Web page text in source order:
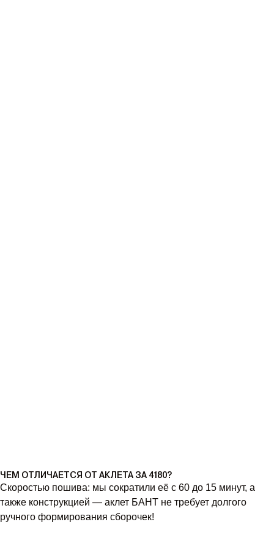
ЧЕМ ОТЛИЧАЕТСЯ ОТ АКЛЕТА ЗА 4180?
Скоростью пошива: мы сократили её с 60 до 15 минут, а
также конструкцией — аклет БАНТ не требует долгого
ручного формирования сборочек!